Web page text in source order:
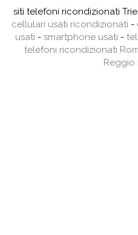
siti telefoni ricondizionati
cellulari usati ricondizionati -
usati - smartphone usati -
telefoni ricondizionati
Reggio